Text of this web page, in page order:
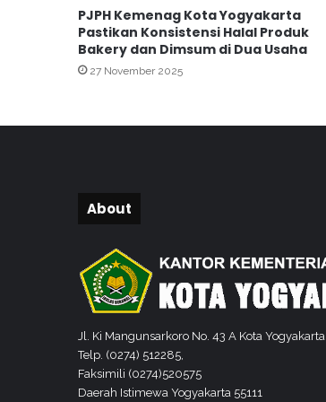
m
p
a
i
n
e
a
h
a
s
PJPH Kemenag Kota Yogyakarta
Pastikan Konsistensi Halal Produk
Bakery dan Dimsum di Dua Usaha
27 November 2025
About
Jl. Ki Mangunsarkoro No. 43 A Kota Yogyakarta
Telp. (0274) 512285,
Faksimili (0274)520575
Daerah Istimewa Yogyakarta 55111